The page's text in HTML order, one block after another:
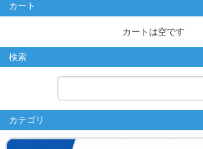
カート
カートは空です
検索
カテゴリ